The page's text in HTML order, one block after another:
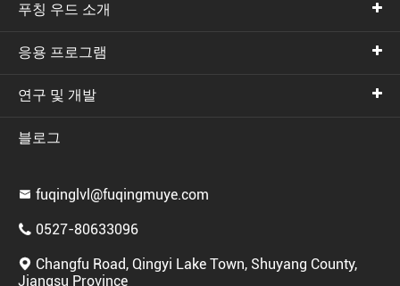
푸칭 우드 소개
응용 프로그램
연구 및 개발
블로그
 fuqinglvl@fuqingmuye.com
 0527-80633096
 Changfu Road, Qingyi Lake Town, Shuyang County,
Jiangsu Province